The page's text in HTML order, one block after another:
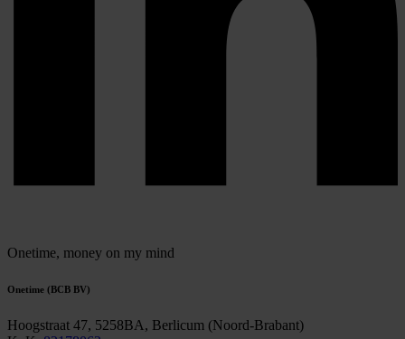
Onetime, money on my mind
Onetime (BCB BV)
Hoogstraat 47, 5258BA, Berlicum (Noord-Brabant)